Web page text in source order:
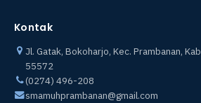
Kontak
Jl. Gatak, Bokoharjo, Kec. Prambanan,
55572
(0274) 496-208
smamuhprambanan@gmail.com